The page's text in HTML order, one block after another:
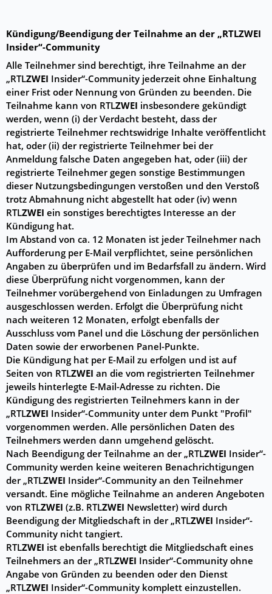
Kündigung/Beendigung der Teilnahme an der „RTLZWEI
Insider“-Community
Alle Teilnehmer sind berechtigt, ihre Teilnahme an der
„RTLZWEI Insider“-Community jederzeit ohne Einhaltung
einer Frist oder Nennung von Gründen zu beenden. Die
Teilnahme kann von RTLZWEI insbesondere gekündigt
werden, wenn (i) der Verdacht besteht, dass der
registrierte Teilnehmer rechtswidrige Inhalte veröffentlicht
hat, oder (ii) der registrierte Teilnehmer bei der
Anmeldung falsche Daten angegeben hat, oder (iii) der
registrierte Teilnehmer gegen sonstige Bestimmungen
dieser Nutzungsbedingungen verstoßen und den Verstoß
trotz Abmahnung nicht abgestellt hat oder (iv) wenn
RTLZWEI ein sonstiges berechtigtes Interesse an der
Kündigung hat.
Im Abstand von ca. 12 Monaten ist jeder Teilnehmer nach
Aufforderung per E-Mail verpflichtet, seine persönlichen
Angaben zu überprüfen und im Bedarfsfall zu ändern. Wird
diese Überprüfung nicht vorgenommen, kann der
Teilnehmer vorübergehend von Einladungen zu Umfragen
ausgeschlossen werden. Erfolgt die Überprüfung nicht
nach weiteren 12 Monaten, erfolgt ebenfalls der
Ausschluss vom Panel und die Löschung der persönlichen
Daten sowie der erworbenen Panel-Punkte.
Die Kündigung hat per E-Mail zu erfolgen und ist auf
Seiten von RTLZWEI an die vom registrierten Teilnehmer
jeweils hinterlegte E-Mail-Adresse zu richten. Die
Kündigung des registrierten Teilnehmers kann in der
„RTLZWEI Insider“-Community unter dem Punkt "Profil"
vorgenommen werden. Alle persönlichen Daten des
Teilnehmers werden dann umgehend gelöscht.
Nach Beendigung der Teilnahme an der „RTLZWEI Insider“-
Community werden keine weiteren Benachrichtigungen
der „RTLZWEI Insider“-Community an den Teilnehmer
versandt. Eine mögliche Teilnahme an anderen Angeboten
von RTLZWEI (z.B. RTLZWEI Newsletter) wird durch
Beendigung der Mitgliedschaft in der „RTLZWEI Insider“-
Community nicht tangiert.
RTLZWEI ist ebenfalls berechtigt die Mitgliedschaft eines
Teilnehmers an der „RTLZWEI Insider“-Community ohne
Angabe von Gründen zu beenden oder den Dienst
„RTLZWEI Insider“-Community komplett einzustellen.